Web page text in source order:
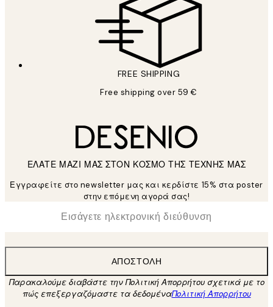
FREE SHIPPING
Free shipping over 59 €
ΕΛΑΤΕ ΜΑΖΙ ΜΑΣ ΣΤΟΝ ΚΟΣΜΟ ΤΗΣ ΤΕΧΝΗΣ ΜΑΣ
Εγγραφείτε στο newsletter μας και κερδίστε 15% στα poster
στην επόμενη αγορά σας!
Ηλεκτρονική Διεύθυνση
ΑΠΟΣΤΟΛΉ
Παρακαλούμε διαβάστε την Πολιτική Απορρήτου σχετικά με το
πώς επεξεργαζόμαστε τα δεδομέναΠολιτική Απορρήτου